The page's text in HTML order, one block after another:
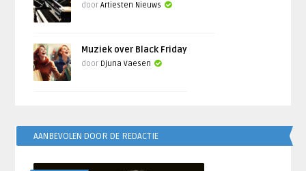
doorArtiesten Nieuws
Muziek over Black Friday
door Djuna Vaesen
AANBEVOLEN DOOR DE REDACTIE